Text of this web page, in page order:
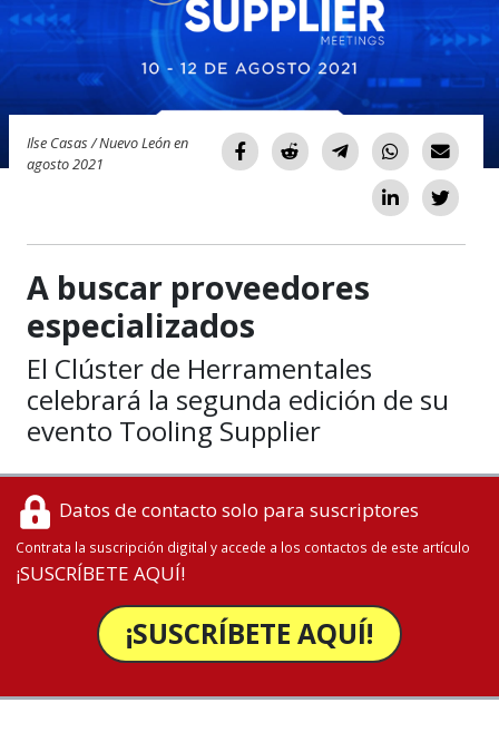
Ilse Casas / Nuevo León en
agosto 2021
A buscar proveedores
especializados
El Clúster de Herramentales
celebrará la segunda edición de su
evento Tooling Supplier
Datos de contacto solo para suscriptores
Contrata la suscripción digital y accede a los contactos de este artículo
¡SUSCRÍBETE AQUÍ!
¡SUSCRÍBETE AQUÍ!